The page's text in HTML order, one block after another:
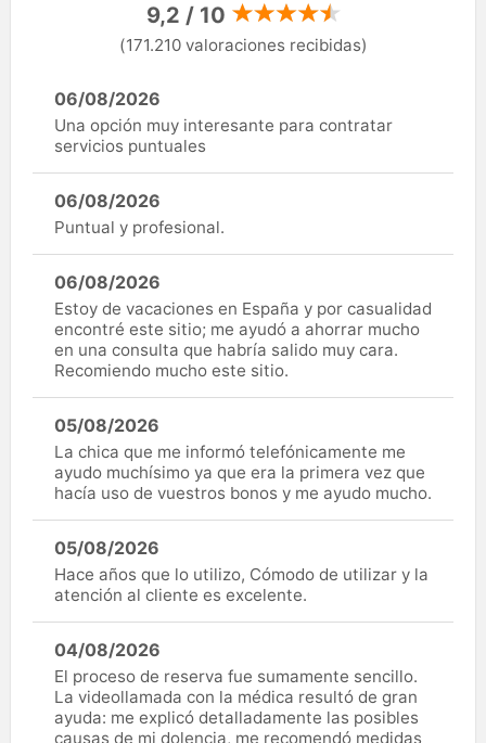
9,2 / 10
(171.210 valoraciones recibidas)
06/08/2026
Una opción muy interesante para contratar
servicios puntuales
06/08/2026
Puntual y profesional.
06/08/2026
Estoy de vacaciones en España y por casualidad
encontré este sitio; me ayudó a ahorrar mucho
en una consulta que habría salido muy cara.
Recomiendo mucho este sitio.
05/08/2026
La chica que me informó telefónicamente me
ayudo muchísimo ya que era la primera vez que
hacía uso de vuestros bonos y me ayudo mucho.
05/08/2026
Hace años que lo utilizo, Cómodo de utilizar y la
atención al cliente es excelente.
04/08/2026
El proceso de reserva fue sumamente sencillo.
La videollamada con la médica resultó de gran
ayuda: me explicó detalladamente las posibles
causas de mi dolencia, me recomendó medidas